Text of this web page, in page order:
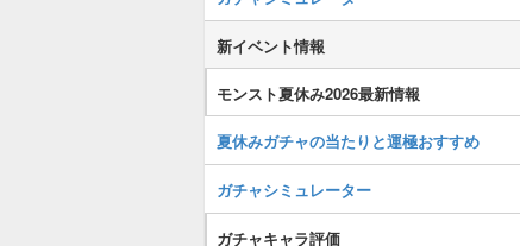
新イベント情報
モンスト夏休み2026最新情報
夏休みガチャの当たりと運極おすすめ
ガチャシミュレーター
ガチャキャラ評価